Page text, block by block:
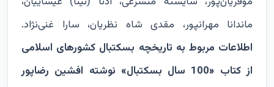
ماندانا مهرانپور، مقدی شاه نظریان، سارا غنی‌نژاد.
اطلاعات مربوط به تاریخچه بسکتبال کشورهای اسلامی
از کتاب «100 سال بسکتبال» نوشته افشین رضاپور